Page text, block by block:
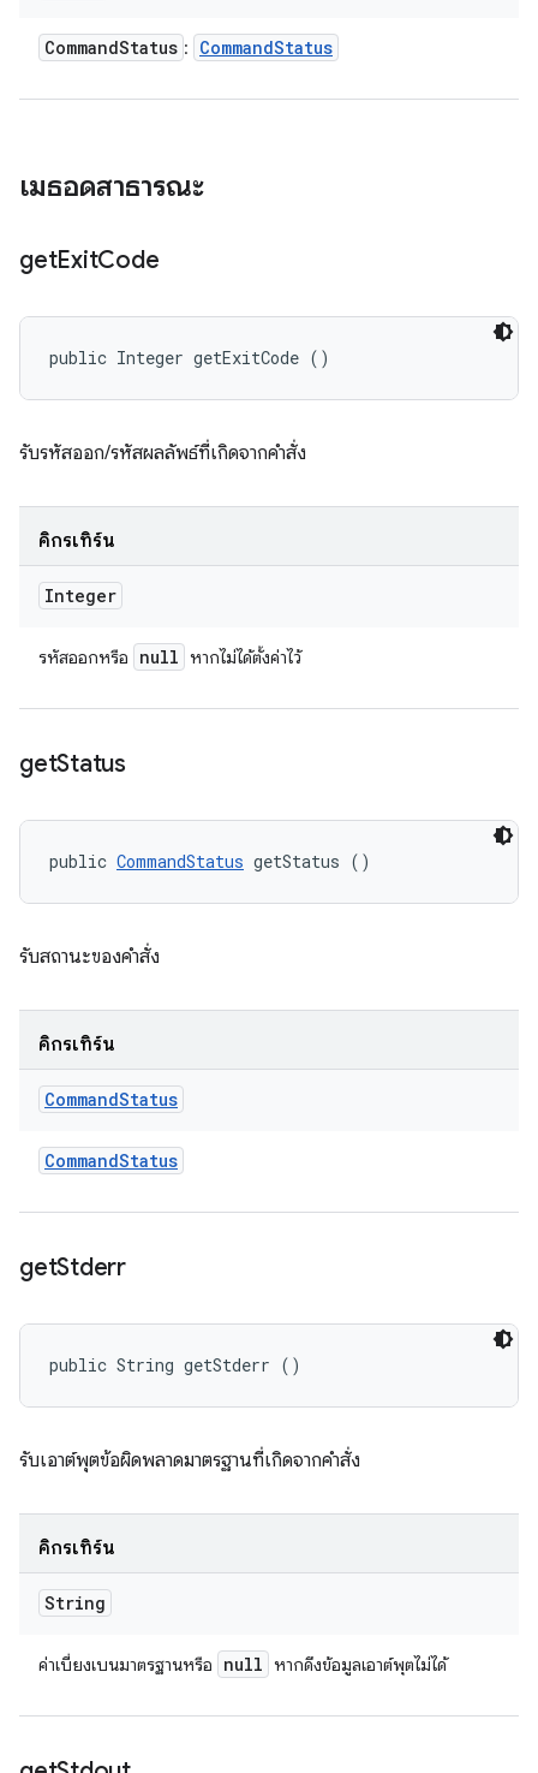
CommandStatus : CommandStatus
เมธอดสาธารณะ
getExitCode
public Integer getExitCode ()
รับรหัสออก/รหัสผลลัพธ์ที่เกิดจากคำสั่ง
คิกรีเทิร์น
Integer
รหัสออกหรือ null หากไม่ได้ตั้งค่าไว้
getStatus
public CommandStatus getStatus ()
รับสถานะของคําสั่ง
คิกรีเทิร์น
CommandStatus
CommandStatus
getStderr
public String getStderr ()
รับเอาต์พุตข้อผิดพลาดมาตรฐานที่เกิดจากคําสั่ง
คิกรีเทิร์น
String
ค่าเบี่ยงเบนมาตรฐานหรือ null หากดึงข้อมูลเอาต์พุตไม่ได้